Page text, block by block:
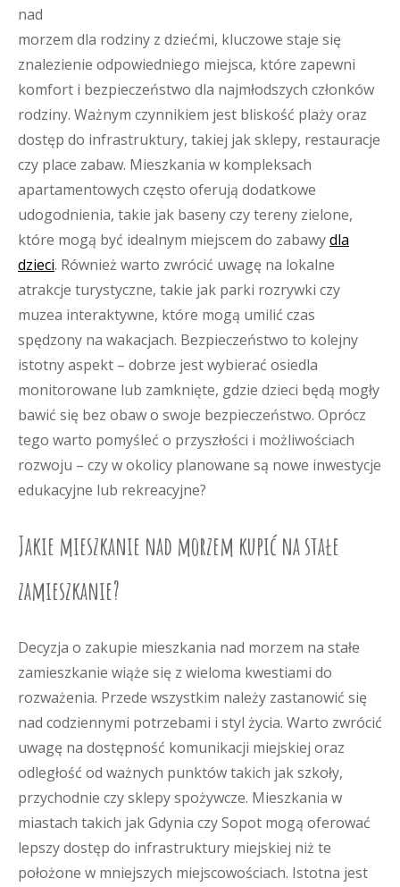
nad
morzem dla rodziny z dziećmi, kluczowe staje się
znalezienie odpowiedniego miejsca, które zapewni
komfort i bezpieczeństwo dla najmłodszych członków
rodziny. Ważnym czynnikiem jest bliskość plaży oraz
dostęp do infrastruktury, takiej jak sklepy, restauracje
czy place zabaw. Mieszkania w kompleksach
apartamentowych często oferują dodatkowe
udogodnienia, takie jak baseny czy tereny zielone,
które mogą być idealnym miejscem do zabawydla
dzieci. Również warto zwrócić uwagę na lokalne
atrakcje turystyczne, takie jak parki rozrywki czy
muzea interaktywne, które mogą umilić czas
spędzony na wakacjach. Bezpieczeństwo to kolejny
istotny aspekt – dobrze jest wybierać osiedla
monitorowane lub zamknięte, gdzie dzieci będą mogły
bawić się bez obaw o swoje bezpieczeństwo. Oprócz
tego warto pomyśleć o przyszłości i możliwościach
rozwoju – czy w okolicy planowane są nowe inwestycje
edukacyjne lub rekreacyjne?
Jakie mieszkanie nad morzem kupić na stałe
zamieszkanie?
Decyzja o zakupie mieszkania nad morzem na stałe
zamieszkanie wiąże się z wieloma kwestiami do
rozważenia. Przede wszystkim należy zastanowić się
nad codziennymi potrzebami i styl życia. Warto zwrócić
uwagę na dostępność komunikacji miejskiej oraz
odległość od ważnych punktów takich jak szkoły,
przychodnie czy sklepy spożywcze. Mieszkania w
miastach takich jak Gdynia czy Sopot mogą oferować
lepszy dostęp do infrastruktury miejskiej niż te
położone w mniejszych miejscowościach. Istotna jest